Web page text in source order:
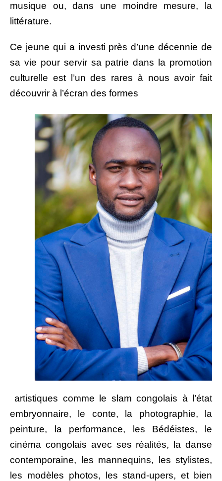
musique ou, dans une moindre mesure, la
littérature.
Ce jeune qui a investi près d’une décennie de
sa vie pour servir sa patrie dans la promotion
culturelle est l’un des rares à nous avoir fait
découvrir à l’écran des formes
artistiques comme le slam congolais à l’état
embryonnaire, le conte, la photographie, la
peinture, la performance, les Bédéistes, le
cinéma congolais avec ses réalités, la danse
contemporaine, les mannequins, les stylistes,
les modèles photos, les stand-upers, et bien